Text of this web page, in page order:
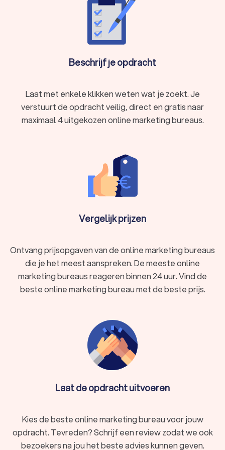
Beschrijf je opdracht
Laat met enkele klikken weten wat je zoekt. Je
verstuurt de opdracht veilig, direct en gratis naar
maximaal 4 uitgekozen online marketing bureaus.
Vergelijk prijzen
Ontvang prijsopgaven van de online marketing bureaus
die je het meest aanspreken. De meeste online
marketing bureaus reageren binnen 24 uur. Vind de
beste online marketing bureau met de beste prijs.
Laat de opdracht uitvoeren
Kies de beste online marketing bureau voor jouw
opdracht. Tevreden? Schrijf een review zodat we ook
bezoekers na jou het beste advies kunnen geven.